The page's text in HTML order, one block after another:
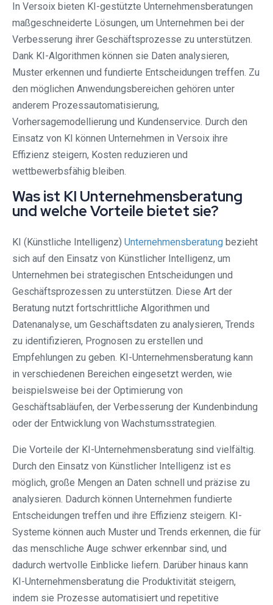
In Versoix bieten KI-gestützte Unternehmensberatungen
maßgeschneiderte Lösungen, um Unternehmen bei der
Verbesserung ihrer Geschäftsprozesse zu unterstützen.
Dank KI-Algorithmen können sie Daten analysieren,
Muster erkennen und fundierte Entscheidungen treffen. Zu
den möglichen Anwendungsbereichen gehören unter
anderem Prozessautomatisierung,
Vorhersagemodellierung und Kundenservice. Durch den
Einsatz von KI können Unternehmen in Versoix ihre
Effizienz steigern, Kosten reduzieren und
wettbewerbsfähig bleiben.
Was ist KI Unternehmensberatung
und welche Vorteile bietet sie?
KI (Künstliche Intelligenz) Unternehmensberatung bezieht
sich auf den Einsatz von Künstlicher Intelligenz, um
Unternehmen bei strategischen Entscheidungen und
Geschäftsprozessen zu unterstützen. Diese Art der
Beratung nutzt fortschrittliche Algorithmen und
Datenanalyse, um Geschäftsdaten zu analysieren, Trends
zu identifizieren, Prognosen zu erstellen und
Empfehlungen zu geben. KI-Unternehmensberatung kann
in verschiedenen Bereichen eingesetzt werden, wie
beispielsweise bei der Optimierung von
Geschäftsabläufen, der Verbesserung der Kundenbindung
oder der Entwicklung von Wachstumsstrategien.
Die Vorteile der KI-Unternehmensberatung sind vielfältig.
Durch den Einsatz von Künstlicher Intelligenz ist es
möglich, große Mengen an Daten schnell und präzise zu
analysieren. Dadurch können Unternehmen fundierte
Entscheidungen treffen und ihre Effizienz steigern. KI-
Systeme können auch Muster und Trends erkennen, die für
das menschliche Auge schwer erkennbar sind, und
dadurch wertvolle Einblicke liefern. Darüber hinaus kann
KI-Unternehmensberatung die Produktivität steigern,
indem sie Prozesse automatisiert und repetitive